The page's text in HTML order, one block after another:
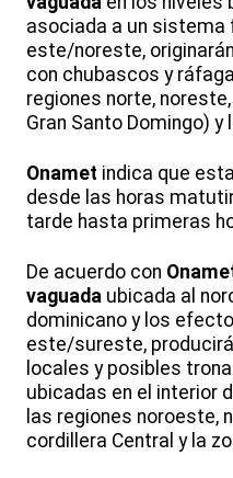
asociada a un sistema
este/noreste,
con chubascos y
regiones norte,
Gran Santo Domingo) y
Onamet indica que
desde las horas
tarde hasta primeras
De acuerdo con
vaguada ubicada al
dominicano y los
este/sureste,
locales y posibles
ubicadas en el interior
las regiones noroeste,
cordillera Central y la